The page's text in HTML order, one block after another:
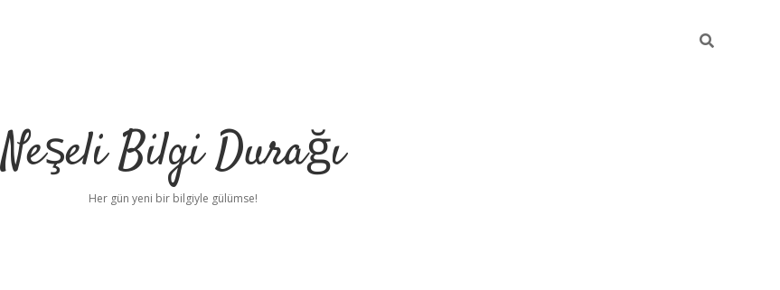
Neşeli Bilgi Durağı
Her gün yeni bir bilgiyle gülümse!